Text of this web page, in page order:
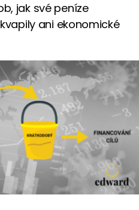
jak své peníze
ani ekonomické